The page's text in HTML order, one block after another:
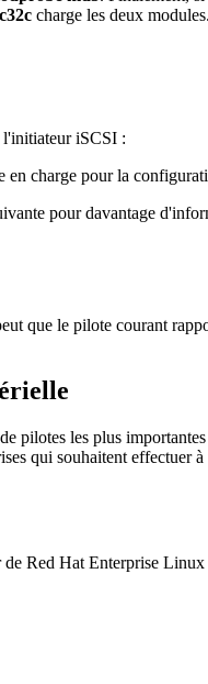
charge les deux modules.
l'initiateur iSCSI :
en charge pour la
pour davantage
que le pilote courant
les plus
qui souhaitent
Red Hat Enterprise